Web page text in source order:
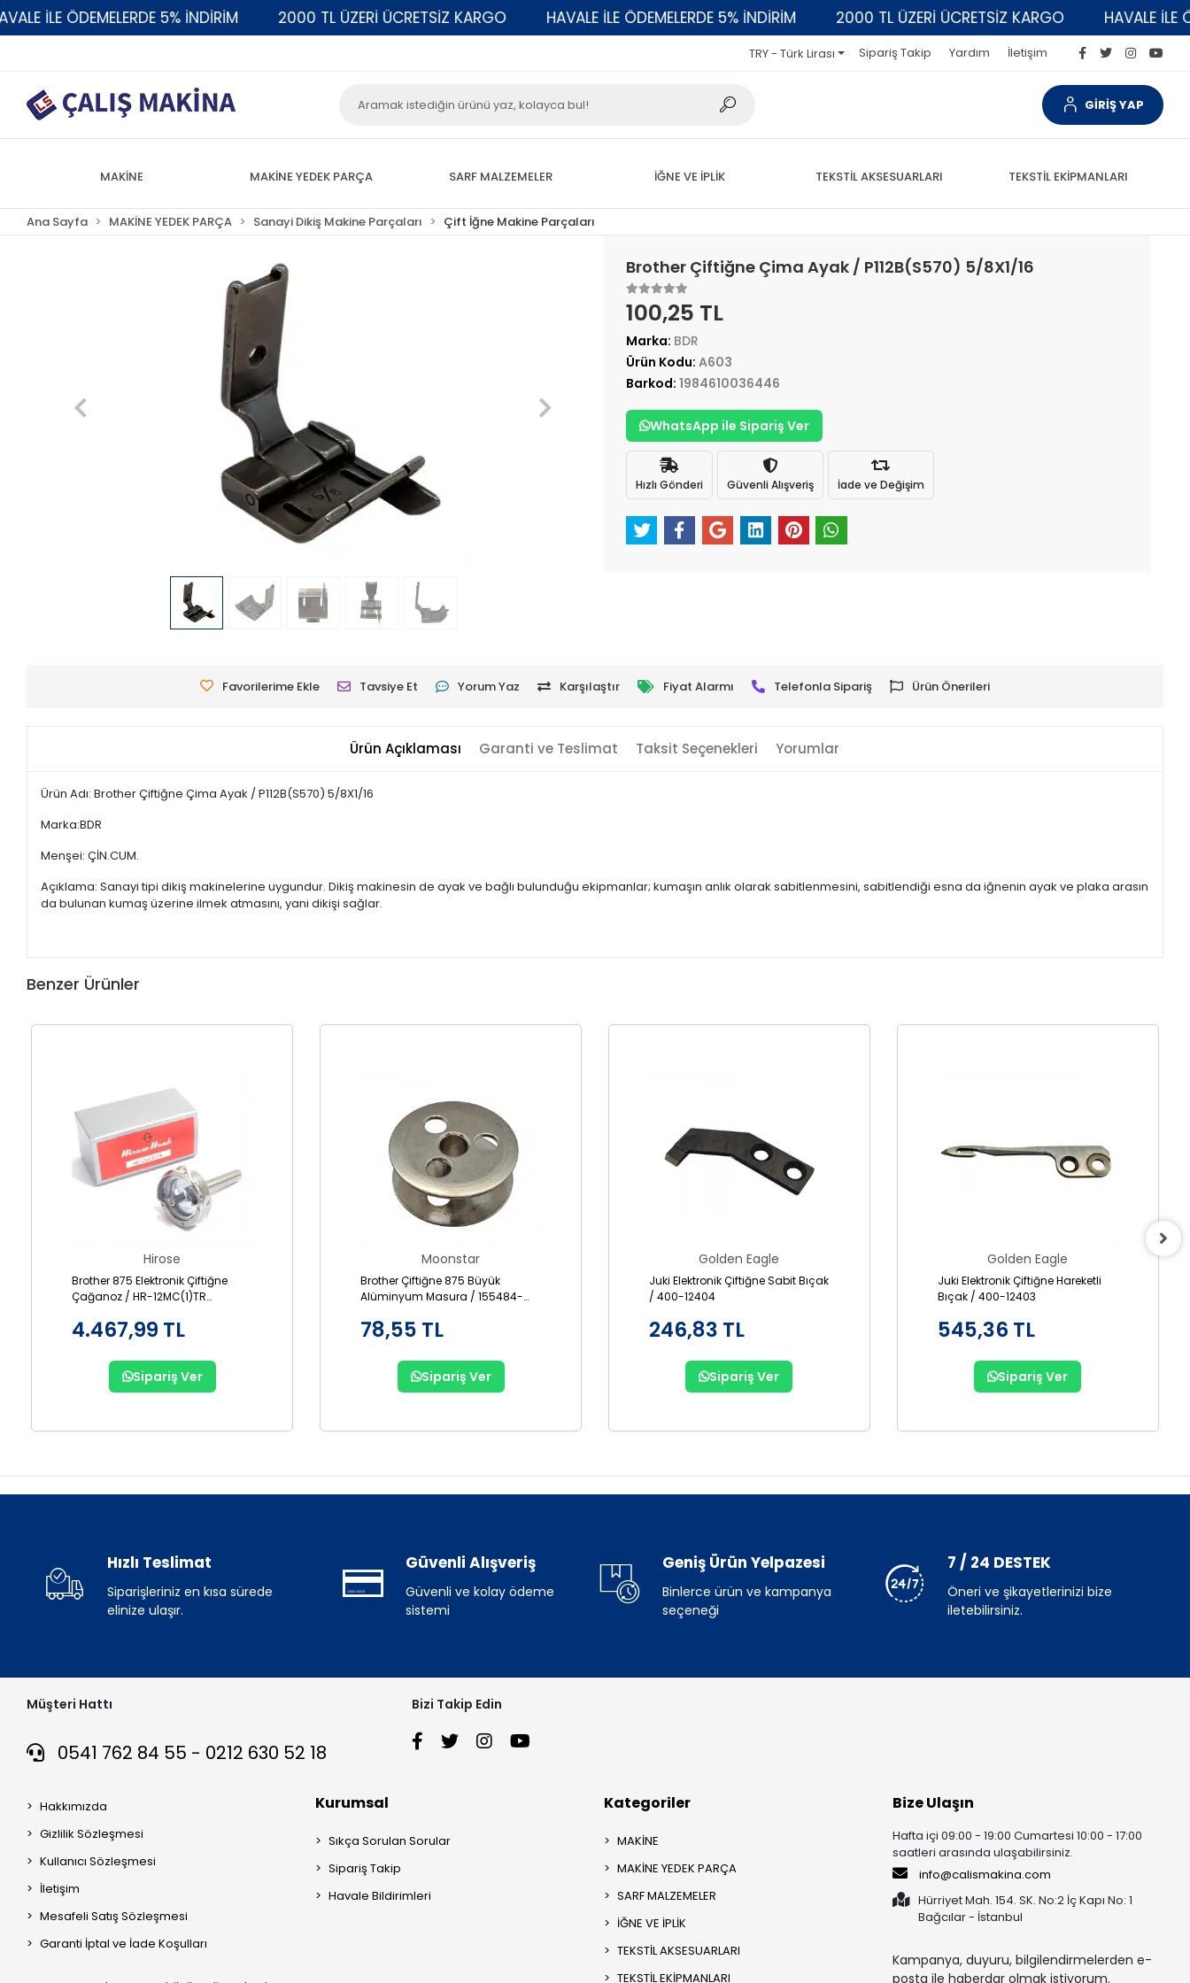
İLE ÖDEMELERDE 5% İNDİRİM 2000 TL ÜZERİ ÜCRETSİZ KARGO HAVALE İLE ÖDEMELERDE 5% İNDİRİM 2000 TL ÜZERİ ÜCRETSİZ KARGO HAVALE İLE
TRY - Türk Lirası Sipariş Takip Yardım İletişim
GİRİŞ YAP
MAKİNE MAKİNE YEDEK PARÇA SARF MALZEMELER İĞNE VE İPLİK TEKSTİL AKSESUARLARI TEKSTİL EKİPMANLARI
Ana Sayfa MAKİNE YEDEK PARÇA Sanayi Dikiş Makine Parçaları Çift İğne Makine Parçaları
Brother Çiftiğne Çima Ayak / P112B(S570) 5/8X1/16
100,25 TL
Marka: BDR
Ürün Kodu: A603
Barkod: 1984610036446
WhatsApp ile Sipariş Ver
Hızlı Gönderi Güvenli Alışveriş İade ve Değişim
Favorilerime Ekle Tavsiye Et Yorum Yaz Karşılaştır Fiyat Alarmı Telefonla Sipariş Ürün Önerileri
Ürün Açıklaması Garanti ve Teslimat Taksit Seçenekleri Yorumlar
Ürün Adı: Brother Çiftiğne Çima Ayak / P112B(S570) 5/8X1/16
Marka:BDR
Menşei: ÇİN.CUM.
Açıklama: Sanayi tipi dikiş makinelerine uygundur. Dikiş makinesin de ayak ve bağlı bulunduğu ekipmanlar; kumaşın anlık olarak sabitlenmesini, sabitlendiği esna da iğnenin ayak ve plaka arasın
da bulunan kumaş üzerine ilmek atmasını, yani dikişi sağlar.
Benzer Ürünler
Hirose
Brother 875 Elektronik Çiftiğne
Çağanoz / HR-12MC(1)TR
4.467,99 TL
Sipariş Ver
Moonstar
Brother Çiftiğne 875 Büyük
Alüminyum Masura / 155484-
78,55 TL
Sipariş Ver
Golden Eagle
Juki Elektronik Çiftiğne Sabit Bıçak
/ 400-12404
246,83 TL
Sipariş Ver
Golden Eagle
Juki Elektronik Çiftiğne Hareketli
Bıçak / 400-12403
545,36 TL
Sipariş Ver
Hızlı Teslimat
Siparişleriniz en kısa sürede
elinize ulaşır.
Güvenli Alışveriş
Güvenli ve kolay ödeme
sistemi
Geniş Ürün Yelpazesi
Binlerce ürün ve kampanya
seçeneği
7 / 24 DESTEK
Öneri ve şikayetlerinizi bize
iletebilirsiniz.
Müşteri Hattı
0541 762 84 55 - 0212 630 52 18
Bizi Takip Edin
Hakkımızda
Gizlilik Sözleşmesi
Kullanıcı Sözleşmesi
İletişim
Mesafeli Satış Sözleşmesi
Garanti İptal ve İade Koşulları
Kurumsal
Sıkça Sorulan Sorular
Sipariş Takip
Havale Bildirimleri
Kategoriler
MAKİNE
MAKİNE YEDEK PARÇA
SARF MALZEMELER
İĞNE VE İPLİK
TEKSTİL AKSESUARLARI
TEKSTİL EKİPMANLARI
Bize Ulaşın
Hafta içi 09:00 - 19:00 Cumartesi 10:00 - 17:00
saatleri arasında ulaşabilirsiniz.
info@calismakina.com
Hürriyet Mah. 154. SK. No:2 İç Kapı No: 1
Bağcılar - İstanbul
Kampanya, duyuru, bilgilendirmelerden e-
posta ile haberdar olmak istiyorum.